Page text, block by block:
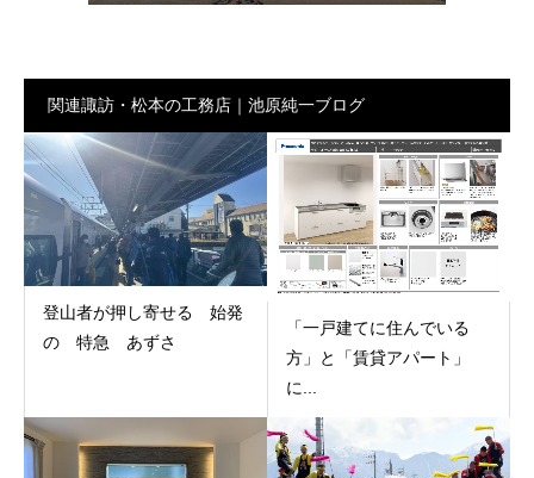
関連諏訪・松本の工務店｜池原純一ブログ
登山者が押し寄せる 始発
の 特急 あずさ
「一戸建てに住んでいる
方」と「賃貸アパート」
に...